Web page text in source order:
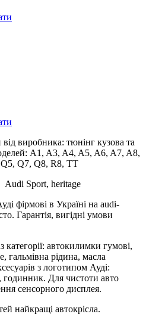
від виробника: тюнінг кузова та
A1, A3, A4, A5, A6, A7, A8,
Q7, Q8, R8, TT
Audi Sport, heritage
фірмові в Україні на audi-
Гарантія, вигідні умови
категорії: автокилимки гумові,
гальмівна рідина, масла
з логотипом Ауді:
Для чистоти авто
сенсорного дисплея.
найкращі автокрісла.